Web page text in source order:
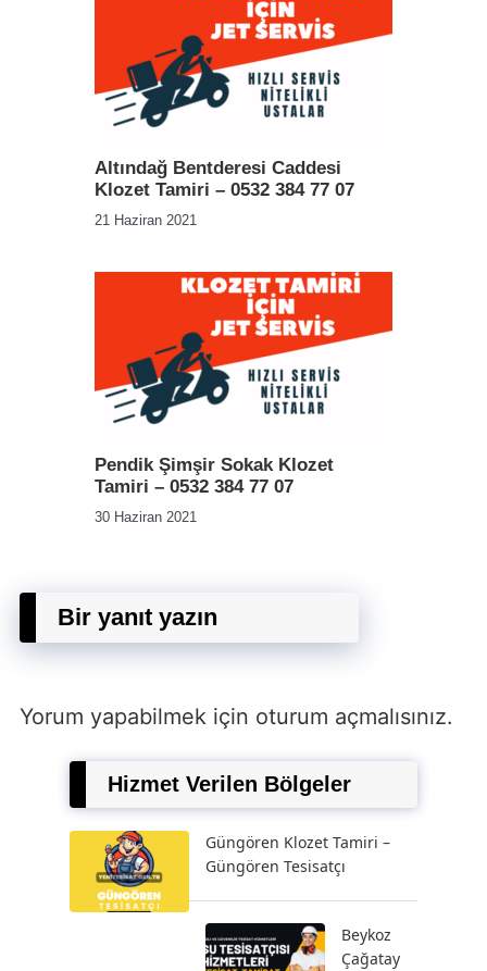
Altındağ Bentderesi Caddesi
Klozet Tamiri – 0532 384 77 07
21 Haziran 2021
Pendik Şimşir Sokak Klozet
Tamiri – 0532 384 77 07
30 Haziran 2021
Bir yanıt yazın
Yorum yapabilmek için oturum açmalısınız.
Hizmet Verilen Bölgeler
Güngören Klozet Tamiri –
Güngören Tesisatçı
Beykoz
Çağatay